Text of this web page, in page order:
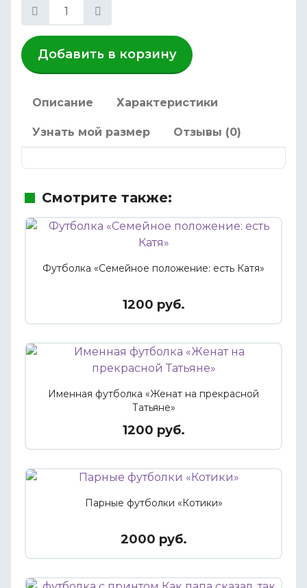
Добавить в корзину
Описание Характеристики
Узнать мой размер Отзывы (0)
Смотрите также:
Футболка «Семейное положение: есть Катя»
1200 руб.
Именная футболка «Женат на прекрасной
Татьяне»
1200 руб.
Парные футболки «Котики»
2000 руб.